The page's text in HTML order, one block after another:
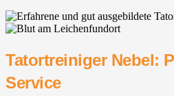
Tatortreiniger Nebel:
Service